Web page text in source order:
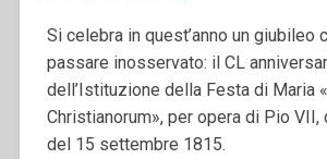
Si celebra in quest’anno un giubileo
passare inosservato: il CL
dell’Istituzione della Festa di Maria
Christianorum», per opera di Pio VII,
del 15 settembre 1815.